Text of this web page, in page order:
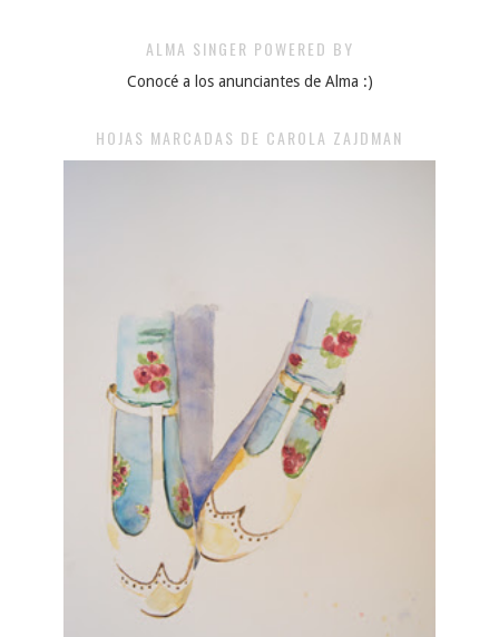
ALMA SINGER POWERED BY
Conocé a los anunciantes de Alma :)
HOJAS MARCADAS DE CAROLA ZAJDMAN